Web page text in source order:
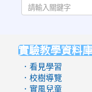
實驗教學資料
．看見學習
．校樹導覽
．實風兒童